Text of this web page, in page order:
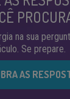
na sua
Se prepare.
AS